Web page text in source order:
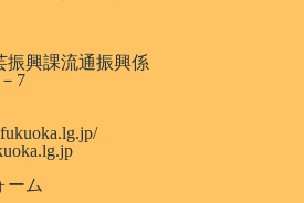
振興課流通振興係
7
ーム